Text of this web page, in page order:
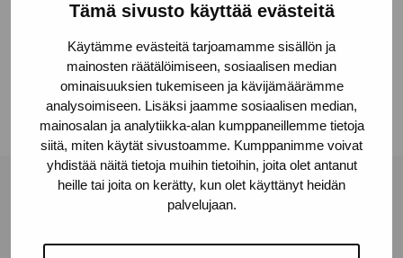
Tämä sivusto käyttää evästeitä
Käytämme evästeitä tarjoamamme sisällön ja
mainosten räätälöimiseen, sosiaalisen median
ominaisuuksien tukemiseen ja kävijämäärämme
analysoimiseen. Lisäksi jaamme sosiaalisen median,
mainosalan ja analytiikka-alan kumppaneillemme tietoja
siitä, miten käytät sivustoamme. Kumppanimme voivat
yhdistää näitä tietoja muihin tietoihin, joita olet antanut
heille tai joita on kerätty, kun olet käyttänyt heidän
palvelujaan.
Facebook
Linkedin
Pro Artibus -säätiö